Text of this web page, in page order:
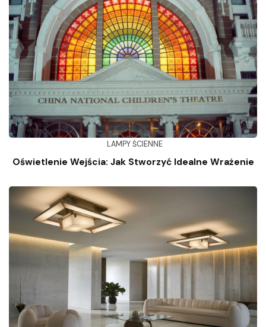
LAMPY ŚCIENNE
Oświetlenie Wejścia: Jak Stworzyć Idealne Wrażenie